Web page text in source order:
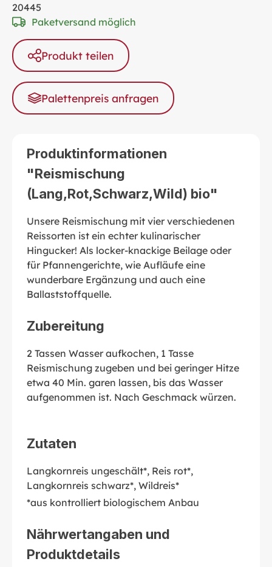
20445
Paketversand möglich
Produkt teilen
Palettenpreis anfragen
Produktinformationen
"Reismischung
(Lang,Rot,Schwarz,Wild) bio"
Unsere Reismischung mit vier verschiedenen
Reissorten ist ein echter kulinarischer
Hingucker! Als locker-knackige Beilage oder
für Pfannengerichte, wie Aufläufe eine
wunderbare Ergänzung und auch eine
Ballaststoffquelle.
Zubereitung
2 Tassen Wasser aufkochen, 1 Tasse
Reismischung zugeben und bei geringer Hitze
etwa 40 Min. garen lassen, bis das Wasser
aufgenommen ist. Nach Geschmack würzen.
Zutaten
Langkornreis ungeschält*, Reis rot*,
Langkornreis schwarz*, Wildreis*
*aus kontrolliert biologischem Anbau
Nährwertangaben und
Produktdetails